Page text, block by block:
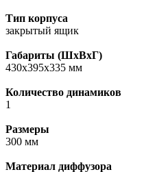
Тип корпуса
закрытый ящик
Габариты (ШхВхГ)
430x395x335 мм
Количество динамиков
1
Размеры
300 мм
Материал диффузора